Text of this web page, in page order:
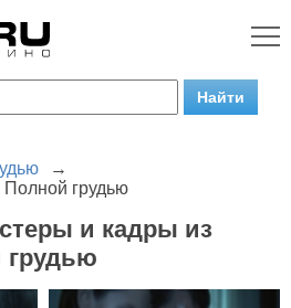
→
грудью
и кадры из